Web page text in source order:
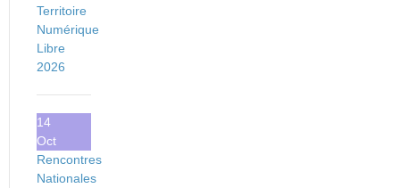
Territoire
Numérique
Libre
2026
14
Oct
Rencontres
Nationales